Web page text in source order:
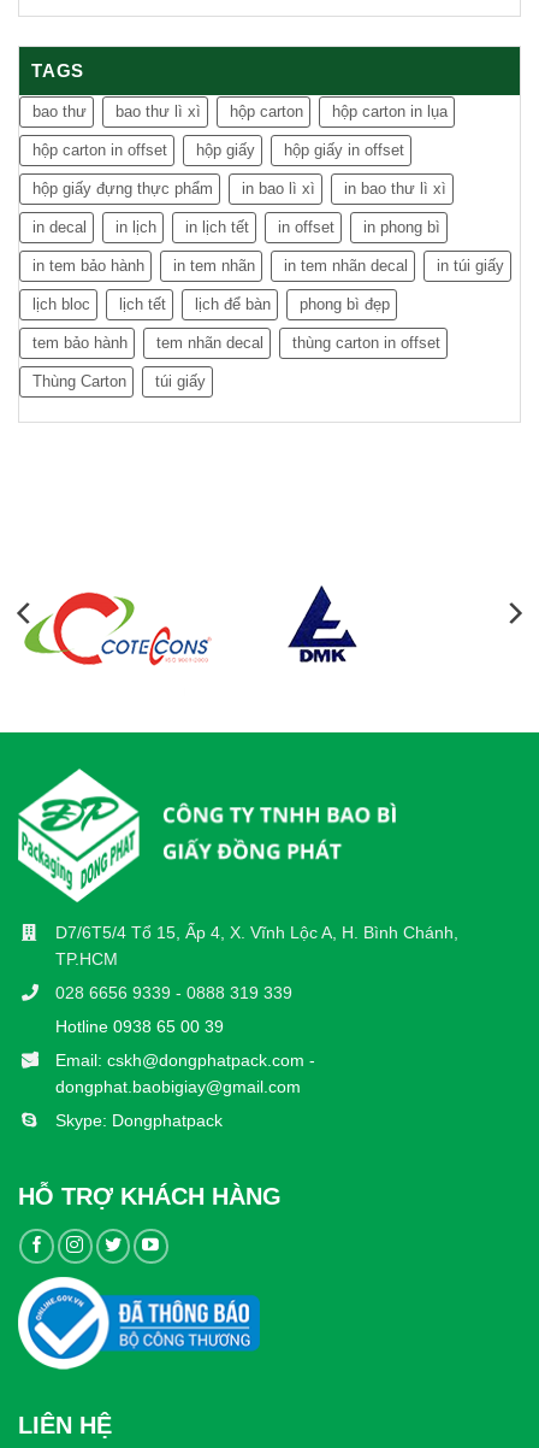
TAGS
bao thư bao thư lì xì hộp carton hộp carton in lụa
hộp carton in offset hộp giấy hộp giấy in offset
hộp giấy đựng thực phẩm in bao lì xì in bao thư lì xì
in decal in lịch in lịch tết in offset in phong bì
in tem bảo hành in tem nhãn in tem nhãn decal in túi giấy
lịch bloc lịch tết lịch để bàn phong bì đẹp
tem bảo hành tem nhãn decal thùng carton in offset
Thùng Carton túi giấy
D7/6T5/4 Tổ 15, Ấp 4, X. Vĩnh Lộc A, H. Bình Chánh,
TP.HCM
028 6656 9339 - 0888 319 339
Hotline 0938 65 00 39
Email: cskh@dongphatpack.com -
dongphat.baobigiay@gmail.com
Skype: Dongphatpack
HỖ TRỢ KHÁCH HÀNG
LIÊN HỆ